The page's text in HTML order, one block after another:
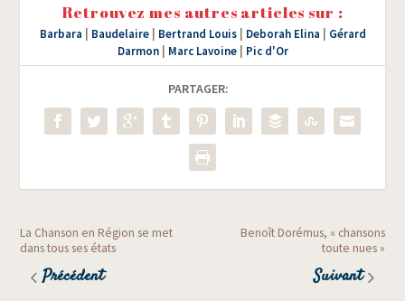
Retrouvez mes autres articles sur :
Barbara Baudelaire| Bertrand Louis| Deborah Elina
Gérard
Darmon| Marc Lavoine| Pic d'Or
PARTAGER:
La Chanson en Région se met
dans tous ses états
Précédent
Benoît Dorémus, « chansons
toute nues »
Suivant